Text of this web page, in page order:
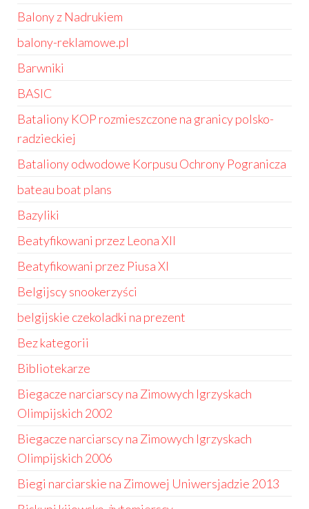
Balony z Nadrukiem
balony-reklamowe.pl
Barwniki
BASIC
Bataliony KOP rozmieszczone na granicy polsko-
radzieckiej
Bataliony odwodowe Korpusu Ochrony Pogranicza
bateau boat plans
Bazyliki
Beatyfikowani przez Leona XII
Beatyfikowani przez Piusa XI
Belgijscy snookerzyści
belgijskie czekoladki na prezent
Bez kategorii
Bibliotekarze
Biegacze narciarscy na Zimowych Igrzyskach
Olimpijskich 2002
Biegacze narciarscy na Zimowych Igrzyskach
Olimpijskich 2006
Biegi narciarskie na Zimowej Uniwersjadzie 2013